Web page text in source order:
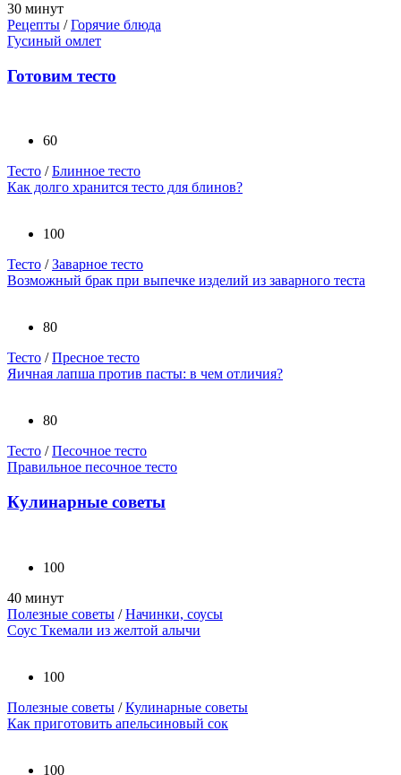
30 минут
Рецепты /Горячие блюда
Гусиный омлет
Готовим тесто
60
Тесто /Блинное тесто
Как долго хранится тесто для блинов?
100
Тесто /Заварное тесто
Возможный брак при выпечке изделий из заварного теста
80
Тесто /Пресное тесто
Яичная лапша против пасты: в чем отличия?
80
Тесто /Песочное тесто
Правильное песочное тесто
Кулинарные советы
100
40 минут
Полезные советы /Начинки, соусы
Соус Ткемали из желтой алычи
100
Полезные советы /Кулинарные советы
Как приготовить апельсиновый сок
100